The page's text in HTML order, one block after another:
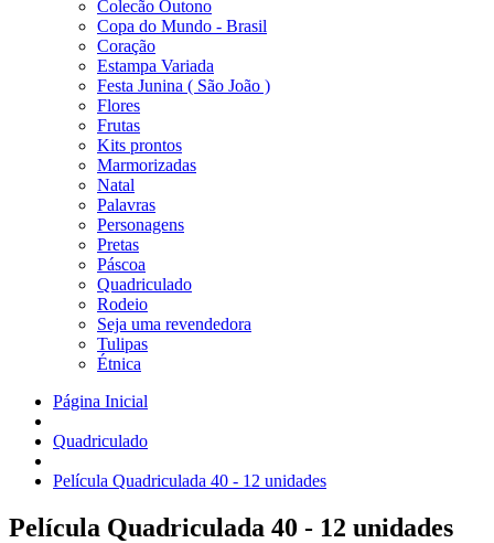
Colecão Outono
Copa do Mundo - Brasil
Coração
Estampa Variada
Festa Junina ( São João )
Flores
Frutas
Kits prontos
Marmorizadas
Natal
Palavras
Personagens
Pretas
Páscoa
Quadriculado
Rodeio
Seja uma revendedora
Tulipas
Étnica
Página Inicial
Quadriculado
Película Quadriculada 40 - 12 unidades
Película Quadriculada 40 - 12 unidades